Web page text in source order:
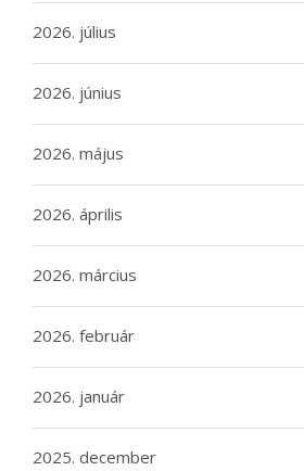
2026. július
2026. június
2026. május
2026. április
2026. március
2026. február
2026. január
2025. december